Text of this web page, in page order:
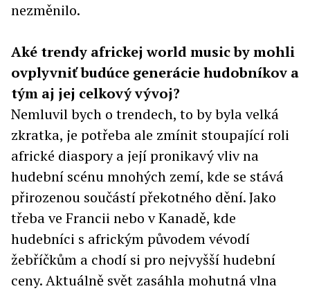
nezměnilo.
Aké trendy africkej world music by mohli
ovplyvniť budúce generácie hudobníkov a
tým aj jej celkový vývoj?
Nemluvil bych o trendech, to by byla velká
zkratka, je potřeba ale zmínit stoupající roli
africké diaspory a její pronikavý vliv na
hudební scénu mnohých zemí, kde se stává
přirozenou součástí překotného dění. Jako
třeba ve Francii nebo v Kanadě, kde
hudebníci s africkým původem vévodí
žebříčkům a chodí si pro nejvyšší hudební
ceny. Aktuálně svět zasáhla mohutná vlna